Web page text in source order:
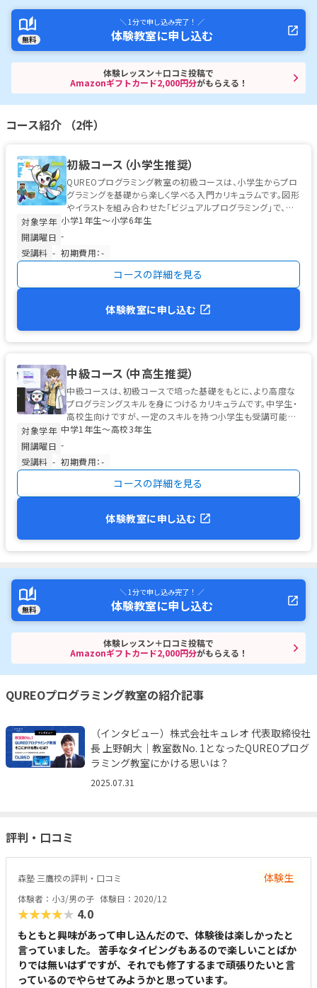
無料
＼ 1分で申し込み完了！ ／
体験教室に申し込む
体験レッスン＋口コミ投稿で
Amazonギフトカード2,000円分がもらえる！
コース紹介 （2件）
初級コース（小学生推奨）
QUREOプログラミング教室の初級コースは、小学生からプロ
グラミングを基礎から楽しく学べる入門カリキュラムです。図形
やイラストを組み合わせた「ビジュアルプログラミング」で、初
めてのお子様でも安心...
対象学年 小学1年生〜小学6年生
開講曜日 -
受講料 - 初期費用：-
コースの詳細を見る
体験教室に申し込む
中級コース（中高生推奨）
中級コースは、初級コースで培った基礎をもとに、より高度な
プログラミングスキルを身につけるカリキュラムです。中学生・
高校生向けですが、一定のスキルを持つ小学生も受講可能で
す。 学習の中心は、高校...
対象学年 中学1年生〜高校3年生
開講曜日 -
受講料 - 初期費用：-
コースの詳細を見る
体験教室に申し込む
無料
＼ 1分で申し込み完了！ ／
体験教室に申し込む
体験レッスン＋口コミ投稿で
Amazonギフトカード2,000円分がもらえる！
QUREOプログラミング教室の紹介記事
（インタビュー）株式会社キュレオ 代表取締役社
長 上野朝大｜教室数No. 1となったQUREOプログ
ラミング教室にかける思いは？
2025.07.31
評判・口コミ
森塾 三鷹校の評判・口コミ 体験生
体験者：小3/男の子 体験日：2020/12
★★★★★ 4.0
もともと興味があって申し込んだので、体験後は楽しかったと
言っていました。 苦手なタイピングもあるので楽しいことばか
りでは無いはずですが、それでも修了するまで頑張りたいと言
っているのでやらせてみようかと思っています。